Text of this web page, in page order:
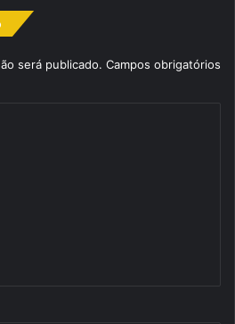
será publicado. Campos obrigatórios